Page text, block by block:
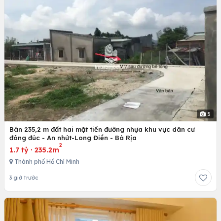
5
Bán 235,2 m đất hai mặt tiền đường nhựa khu vực dân cư
đông đúc - An nhứt-Long Điền - Bà Rịa
1.7 tỷ · 235.2m
2
Thành phố Hồ Chí Minh
3 giờ trước